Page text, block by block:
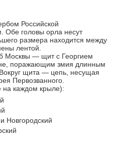
Российской
Обе головы орла несут
размера находится между
лентой.
Москвы — щит с Георгием
поражающим змия длинным
щита — цепь, несущая
Первозванного.
на каждом крыле):
Новгородский